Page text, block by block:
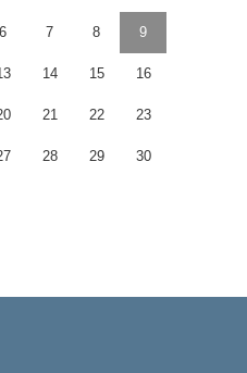
6 7 8 9
14 15 16
21 22 23
28 29 30